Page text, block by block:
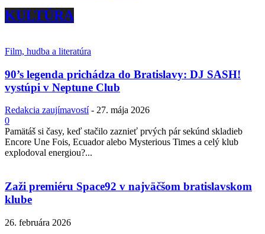
KULTÚRA
Film, hudba a literatúra
90’s legenda prichádza do Bratislavy: DJ SASH!
vystúpi v Neptune Club
Redakcia zaujímavostí - 27. mája 2026
0
Pamätáš si časy, keď stačilo zaznieť prvých pár sekúnd skladieb
Encore Une Fois, Ecuador alebo Mysterious Times a celý klub
explodoval energiou?...
Zaži premiéru Space92 v najväčšom bratislavskom
klube
26. februára 2026